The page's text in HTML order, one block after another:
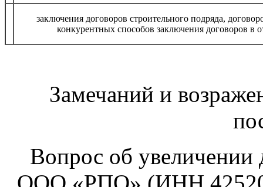
заключения договоров строительного подряда,
конкурентных способов заключения договоров в
Замечаний и
Вопрос об увеличении